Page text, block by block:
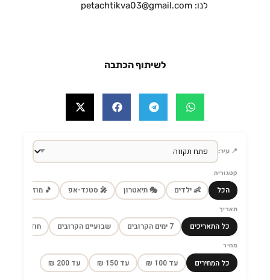
לנו: petachtikva03@gmail.com
לשיתוף הכתבה
📍 עיר:
קטגוריה
הכל 👶 ילדים 🎭 תיאטרון 🎤 סטנד-אפ 🎵 מוזיקה
תאריך
כל התאריכים 7 ימים הקרובים שבועיים הקרובים חודש הקרוב
מחיר
כל המחירים עד 100 ₪ עד 150 ₪ עד 200 ₪